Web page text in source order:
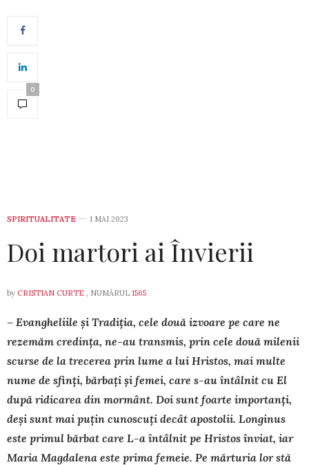
0
SPIRITUALITATE 1 MAI 2023
Doi martori ai Învierii
by CRISTIAN CURTE , NUMĂRUL 1565
– Evangheliile și Tradiția, cele două izvoare pe care ne
rezemăm credința, ne-au transmis, prin cele două milenii
scurse de la trecerea prin lume a lui Hristos, mai multe
nume de sfinți, bărbați și femei, care s-au întâlnit cu El
după ridicarea din mormânt. Doi sunt foarte impor­tanți,
deși sunt mai puțin cunoscuți decât apostolii. Longinus
este primul bărbat care L-a întâlnit pe Hristos înviat, iar
Maria Mag­dalena este prima femeie. Pe mărturia lor stă